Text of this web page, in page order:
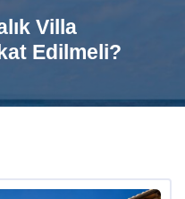
Villa
Edilmeli?